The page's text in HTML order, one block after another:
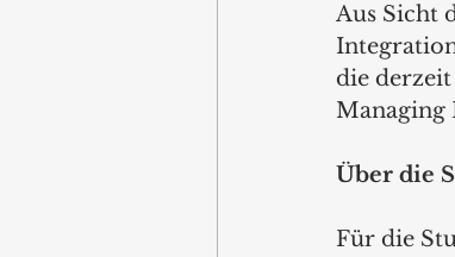
Aus Sicht
die
Managing
Über die
Für die